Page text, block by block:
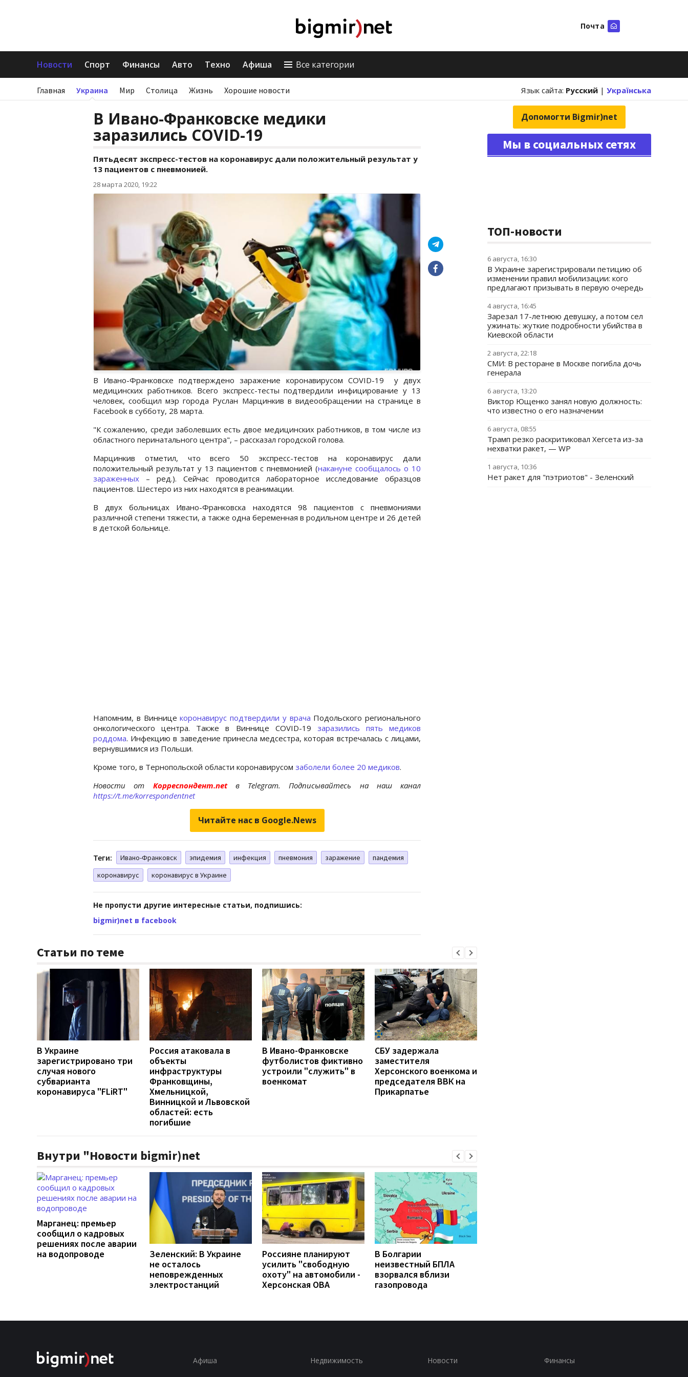
Почта
Новости Спорт Финансы Авто Техно Афиша Все категории
Главная Украина Мир Столица Жизнь Хорошие новости Язык сайта: Русский | Українська
В Ивано-Франковске медики
заразились COVID-19
Пятьдесят экспресс-тестов на коронавирус дали положительный результат у
13 пациентов с пневмонией.
28 марта 2020, 19:22
В Ивано-Франковске подтверждено заражение коронавирусом COVID-19 у двух
медицинских работников. Всего экспресс-тесты подтвердили инфицирование у 13
человек, сообщил мэр города Руслан Марцинкив в видеообращении на странице в
Facebook в субботу, 28 марта.
"К сожалению, среди заболевших есть двое медицинских работников, в том числе из
областного перинатального центра", – рассказал городской голова.
Марцинкив отметил, что всего 50 экспресс-тестов на коронавирус дали
положительный результат у 13 пациентов с пневмонией (накануне сообщалось о 10
зараженных – ред.). Сейчас проводится лабораторное исследование образцов
пациентов. Шестеро из них находятся в реанимации.
В двух больницах Ивано-Франковска находятся 98 пациентов с пневмониями
различной степени тяжести, а также одна беременная в родильном центре и 26 детей
в детской больнице.
Напомним, в Винницекоронавирус подтвердили у врача Подольского регионального
онкологического центра. Также в Виннице COVID-19 заразились пять медиков
роддома. Инфекцию в заведение принесла медсестра, которая встречалась с лицами,
вернувшимися из Польши.
Кроме того, в Тернопольской области коронавирусом заболели более 20 медиков.
Новости от Корреспондент.net в Telegram. Подписывайтесь на наш канал
https://t.me/korrespondentnet
Читайте нас в Google.News
Теги: Ивано-Франковск эпидемия инфекция пневмония заражение
пандемия
коронавирус
коронавирус в Украине
Не пропусти другие интересные статьи, подпишись:
bigmir)net в facebook
Статьи по теме
В Украине
зарегистрировано три
случая нового
субварианта
коронавируса "FLiRT"
Россия атаковала в
объекты
инфраструктуры
Франковщины,
Хмельницкой,
Винницкой и Львовской
областей: есть
погибшие
В Ивано-Франковске
футболистов фиктивно
устроили "служить" в
военкомат
СБУ задержала
заместителя
Херсонского военкома и
председателя ВВК на
Прикарпатье
Внутри "Новости bigmir)net
Марганец: премьер
сообщил о кадровых
решениях после аварии
на водопроводе
Зеленский: В Украине
не осталось
неповрежденных
электростанций
Россияне планируют
усилить "свободную
охоту" на автомобили -
Херсонская ОВА
В Болгарии
неизвестный БПЛА
взорвался вблизи
газопровода
Допомогти Bigmir)net
Мы в социальных сетях
ТОП-новости
6 августа, 16:30
В Украине зарегистрировали петицию об
изменении правил мобилизации: кого
предлагают призывать в первую очередь
4 августа, 16:45
Зарезал 17-летнюю девушку, а потом сел
ужинать: жуткие подробности убийства в
Киевской области
2 августа, 22:18
СМИ: В ресторане в Москве погибла дочь
генерала
6 августа, 13:20
Виктор Ющенко занял новую должность:
что известно о его назначении
6 августа, 08:55
Трамп резко раскритиковал Хегсета из-за
нехватки ракет, — WP
1 августа, 10:36
Нет ракет для "пэтриотов" - Зеленский
Афиша Недвижимость Новости Финансы